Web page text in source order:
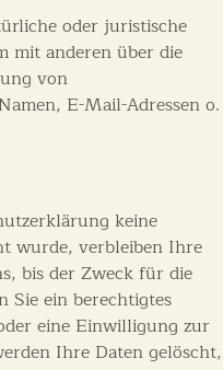
oder juristische
mit anderen über die
von
E-Mail-Adressen o.
keine
wurde, verbleiben Ihre
bis der Zweck für die
Sie ein berechtigtes
eine Einwilligung zur
Ihre Daten gelöscht,